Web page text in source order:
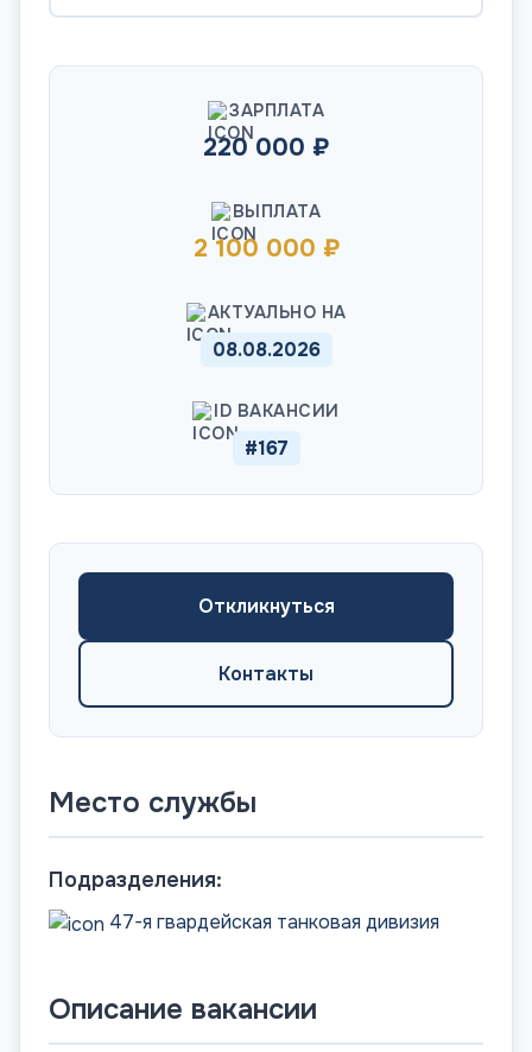
ЗАРПЛАТА
220 000 ₽
ВЫПЛАТА
2 100 000 ₽
АКТУАЛЬНО НА
08.08.2026
ID ВАКАНСИИ
#167
Откликнуться
Контакты
Место службы
Подразделения:
47-я гвардейская танковая дивизия
Описание вакансии